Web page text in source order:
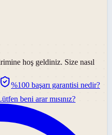
hoş geldiniz. Size nasıl
%100 başarı garantisi nedir?
beni arar mısınız?